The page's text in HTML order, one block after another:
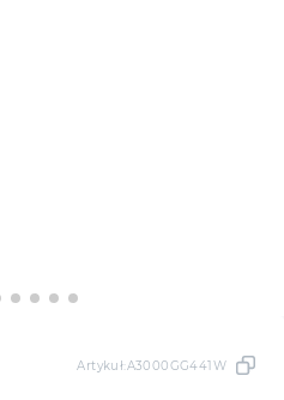
Artykuł:A3000GG441W